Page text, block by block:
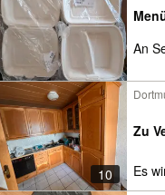
An
10
Zu
Es